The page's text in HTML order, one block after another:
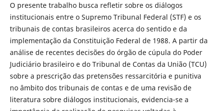
O presente trabalho busca refletir sobre os diálogos
institucionais entre o Supremo Tribunal Federal (STF) e os
tribunais de contas brasileiros acerca do sentido e da
implementação da Constituição Federal de 1988. A partir da
análise de recentes decisões do órgão de cúpula do Poder
Judiciário brasileiro e do Tribunal de Contas da União (TCU)
sobre a prescrição das pretensões ressarcitória e punitiva
no âmbito dos tribunais de contas e de uma revisão de
literatura sobre diálogos institucionais, evidencia-se a